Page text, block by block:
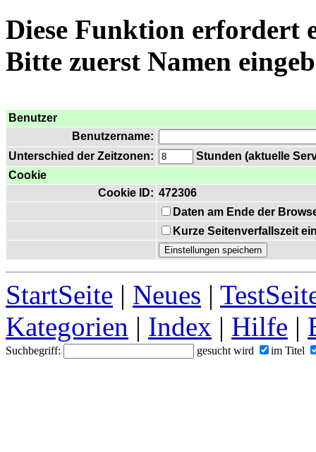
Diese Funktion erfordert
Bitte zuerst Namen
Benutzer
Benutzername:
Unterschied der Zeitzonen:
Stunden (aktuelle
Cookie
Cookie ID: 472306
Daten am Ende der
Kurze Seitenverfallszeit
StartSeite | Neues |
Kategorien | Index | Hilfe |
Suchbegriff: gesucht wird im Titel